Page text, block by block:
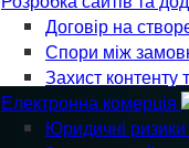
Договір на
Спори між
Захист контенту
Електронна комерція
Юридичні ризики